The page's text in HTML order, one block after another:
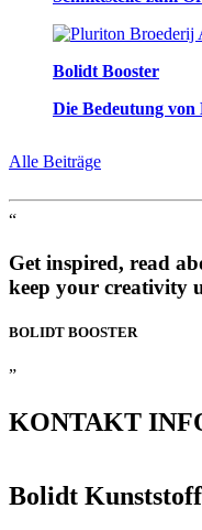
Bolidt Booster
Die Bedeutung von
Alle Beiträge
“
Get inspired, read
keep your creativity
BOLIDT BOOSTER
”
KONTAKT
Bolidt